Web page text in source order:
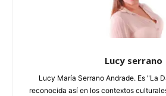
Lucy serrano
Lucy María Serrano Andrade. Es "La
reconocida así en los contextos